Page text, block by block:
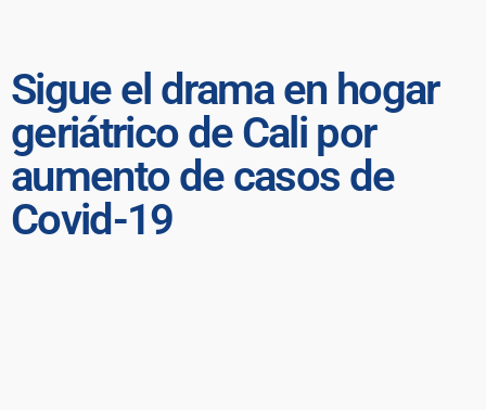
Sigue el drama en hogar
geriátrico de Cali por
aumento de casos de
Covid-19